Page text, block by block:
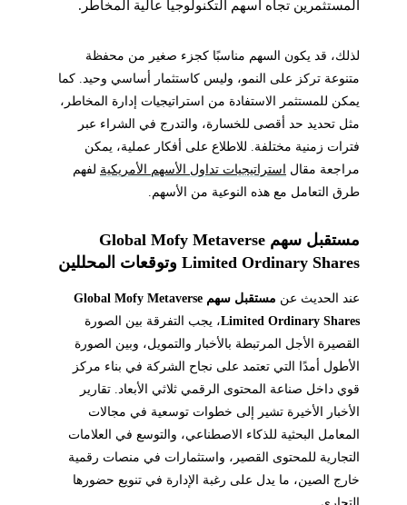
المستثمرين تجاه أسهم التكنولوجيا عالية المخاطر.
لذلك، قد يكون السهم مناسبًا كجزء صغير من محفظة
متنوعة تركز على النمو، وليس كاستثمار أساسي وحيد. كما
يمكن للمستثمر الاستفادة من استراتيجيات إدارة المخاطر،
مثل تحديد حد أقصى للخسارة، والتدرج في الشراء عبر
فترات زمنية مختلفة. للاطلاع على أفكار عملية، يمكن
مراجعة مقال استراتيجيات تداول الأسهم الأمريكيةلفهم
طرق التعامل مع هذه النوعية من الأسهم.
مستقبل سهم Global Mofy Metaverse
Limited Ordinary Shares وتوقعات المحللين
عند الحديث عن
مستقبل سهم Global Mofy Metaverse
Limited Ordinary Shares، يجب التفرقة بين الصورة
القصيرة الأجل المرتبطة بالأخبار والتمويل، وبين الصورة
الأطول أمدًا التي تعتمد على نجاح الشركة في بناء مركز
قوي داخل صناعة المحتوى الرقمي ثلاثي الأبعاد. تقارير
الأخبار الأخيرة تشير إلى خطوات توسعية في مجالات
المعامل البحثية للذكاء الاصطناعي، والتوسع في العلامات
التجارية للمحتوى القصير، واستثمارات في منصات رقمية
خارج الصين، ما يدل على رغبة الإدارة في تنويع حضورها